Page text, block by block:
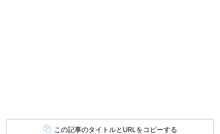
この記事のタイトルとURLをコピーする